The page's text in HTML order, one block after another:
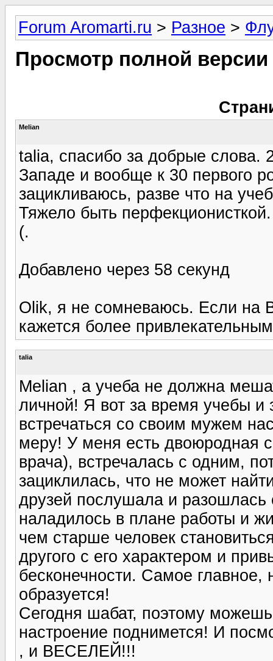
Forum Aromarti.ru > Разное >
Просмотр полной
Melian
talia, спасибо за добрые слова.
Западе и вообще к 30 первого
зацикливаюсь, разве что на
Тяжело быть
(.
Добавлено через 58 секунд
Olik, я не сомневаюсь. Если на
кажется более
talia
Melian , а учеба не должна
личной! Я вот за время учебы
встречаться со своим мужем
меру! У меня есть двоюродная
врача), встречалась с одним,
зациклилась, что не может
друзей послушала и разошлась
наладилось в плане работы и
чем старше человек
другого с его характером и
бесконечности. Самое главное,
образуется!
Сегодня шабат, поэтому
настроение поднимется! И
, и ВЕСЕЛЕЙ!!!